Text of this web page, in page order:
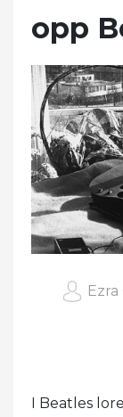
opp
I Beatles